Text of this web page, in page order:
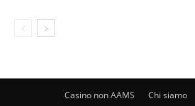
Casino non AAMS Chi siamo